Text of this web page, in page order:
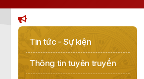
Tin tức - Sự kiện
Thông tin tuyên truyền